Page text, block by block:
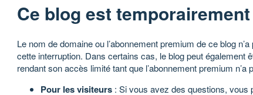
Ce blog est
Le nom de domaine ou l’abonnement premium de ce blog
cette interruption. Dans certains cas, le blog peut également
rendant son accès limité tant que l’abonnement premium n’a
Pour les visiteurs : Si vous avez des questions, vous